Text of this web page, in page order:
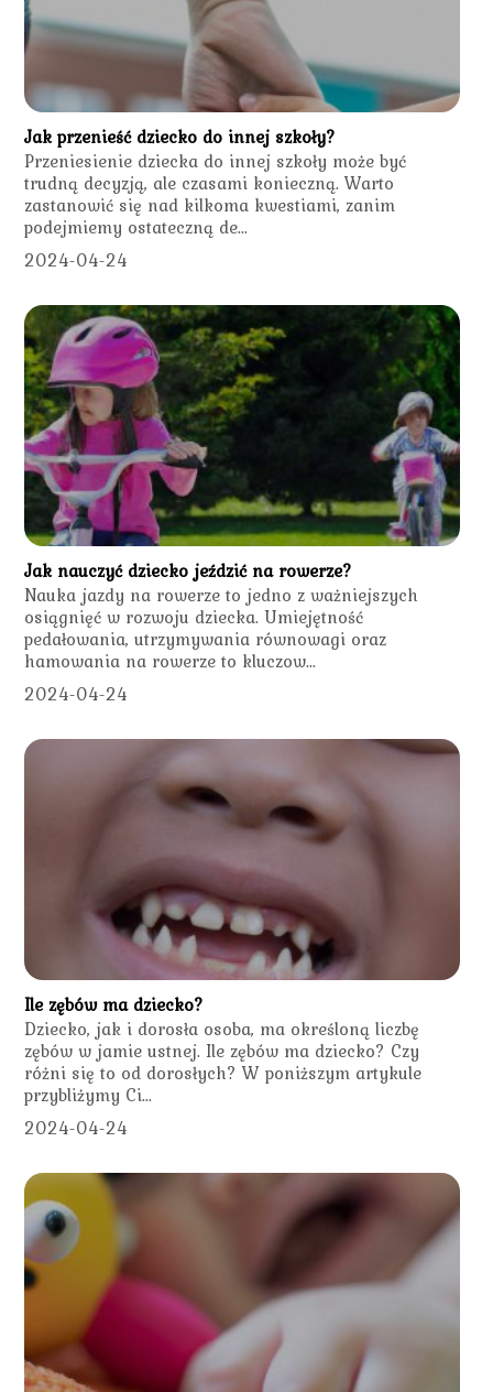
Jak przenieść dziecko do innej szkoły?
Przeniesienie dziecka do innej szkoły może być
trudną decyzją, ale czasami konieczną. Warto
zastanowić się nad kilkoma kwestiami, zanim
podejmiemy ostateczną de...
2024-04-24
Jak nauczyć dziecko jeździć na rowerze?
Nauka jazdy na rowerze to jedno z ważniejszych
osiągnięć w rozwoju dziecka. Umiejętność
pedałowania, utrzymywania równowagi oraz
hamowania na rowerze to kluczow...
2024-04-24
Ile zębów ma dziecko?
Dziecko, jak i dorosła osoba, ma określoną liczbę
zębów w jamie ustnej. Ile zębów ma dziecko? Czy
różni się to od dorosłych? W poniższym artykule
przybliżymy Ci...
2024-04-24